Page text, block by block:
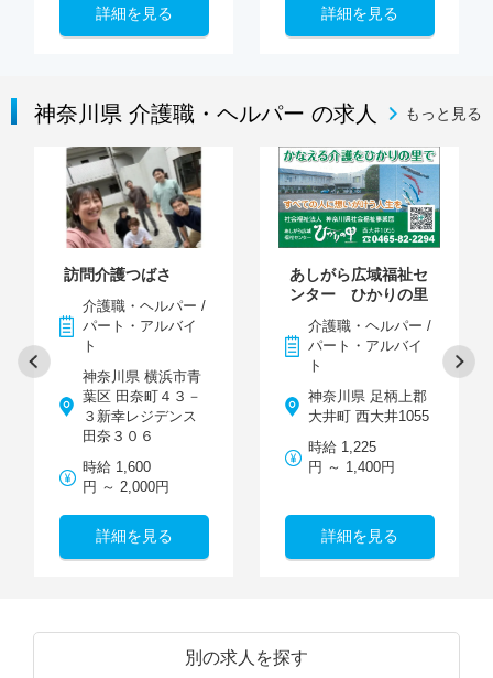
詳細を見る 詳細を見る
神奈川県 介護職・ヘルパー の求人 もっと見る
訪問介護つばさ
介護職・ヘルパー /
パート・アルバイ
ト
神奈川県 横浜市青
葉区 田奈町４３－
３新幸レジデンス
田奈３０６
時給 1,600
円 ～ 2,000円
詳細を見る
あしがら広域福祉セ
ンター ひかりの里
介護職・ヘルパー /
パート・アルバイ
ト
神奈川県 足柄上郡
大井町 西大井1055
時給 1,225
円 ～ 1,400円
詳細を見る
別の求人を探す